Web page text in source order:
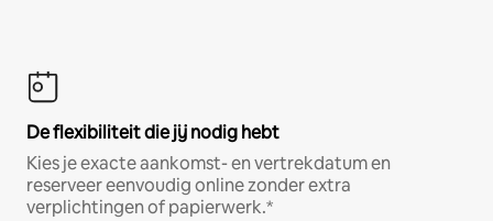
De flexibiliteit die jij nodig hebt
Kies je exacte aankomst- en vertrekdatum en
reserveer eenvoudig online zonder extra
verplichtingen of papierwerk.*